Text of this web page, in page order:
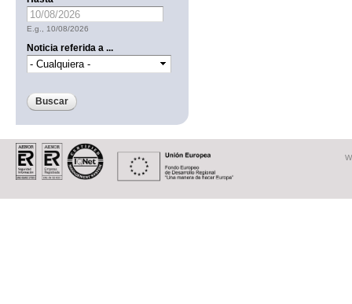
Date
E.g., 10/08/2026
Noticia referida a ...